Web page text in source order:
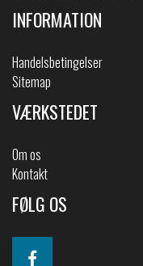
INFORMATION
Handelsbetingelser
Sitemap
VÆRKSTEDET
Om os
Kontakt
FØLG OS